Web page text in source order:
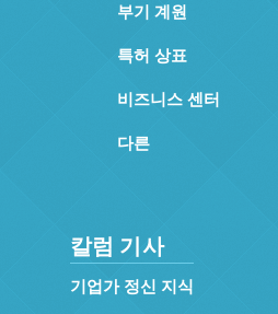
부기 계원
특허 상표
비즈니스 센터
다른
칼럼 기사
기업가 정신 지식